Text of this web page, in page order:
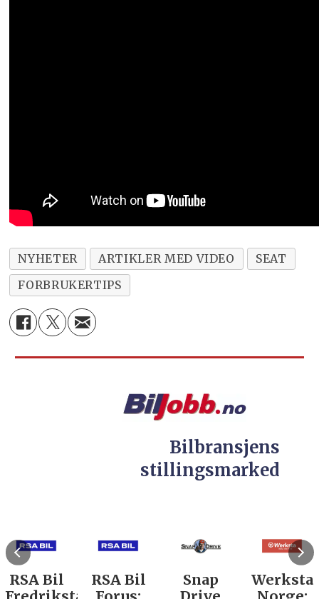
NYHETER ARTIKLER MED VIDEO
SEAT
FORBRUKERTIPS
Bilbransjens
stillingsmarked
RSA Bil
RSA Bil
Snap
Werksta